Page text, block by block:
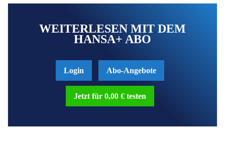
WEITERLESEN MIT DEM
HANSA+ ABO
Login Abo-Angebote
Jetzt für 0,00 € testen